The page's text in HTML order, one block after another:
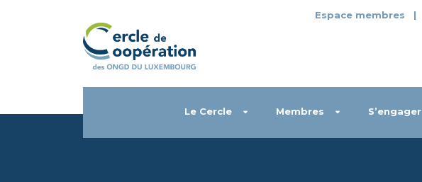
Espace membres |
Le Cercle Membres S’engager